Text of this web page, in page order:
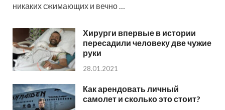
никаких сжимающих и вечно …
Хирурги впервые в истории
пересадили человеку две чужие
руки
28.01.2021
Как арендовать личный
самолет и сколько это стоит?